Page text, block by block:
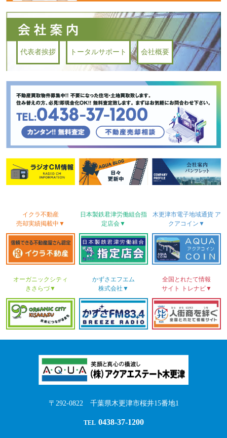
代表者挨拶 トータルサポート 会社概要
イクラ不動産
売却実績掲載中▼
日本製鉄君津労働組合指
定店会▼
木更津市電子地域通貨ア
クアコイン▼
オーガニックシティ
きさらづ▼
かずさ エフエム
株式会社▼
全国とれたて情報
サイト
トレナビ▼
〒292-0822 千葉県木更津市桜井15番地1
TEL 0438-37-1200